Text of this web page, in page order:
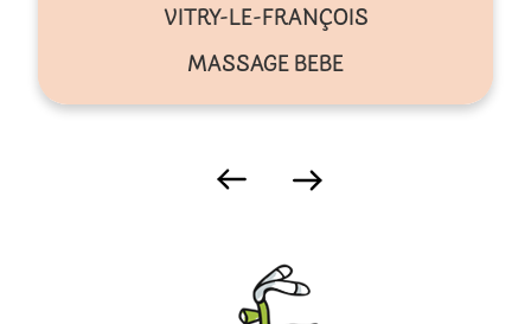
VITRY-LE-FRANÇOIS
MASSAGE BEBE